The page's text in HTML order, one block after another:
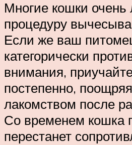
Многие кошки очень
процедуру
Если же ваш
категорически
внимания,
постепенно,
лакомством после
Со временем кошка
перестанет